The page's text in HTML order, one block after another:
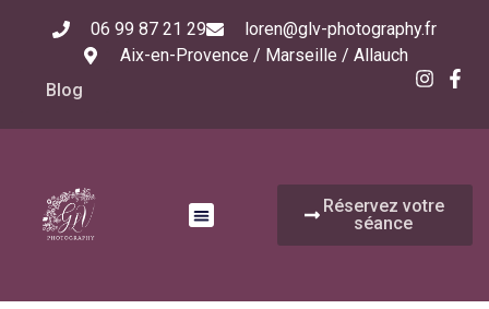
06 99 87 21 29
loren@glv-photography.fr
Aix-en-Provence / Marseille / Allauch
Blog
Réservez votre
séance